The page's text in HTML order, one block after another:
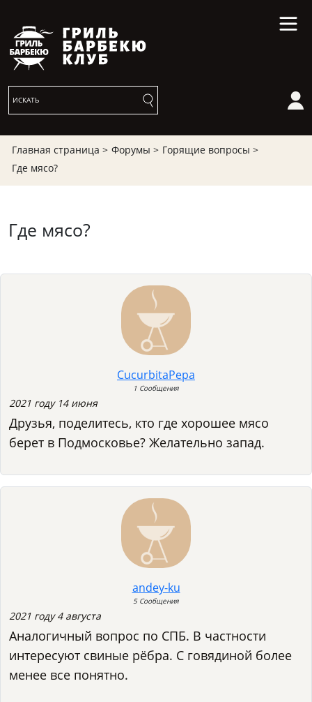
Главная страница > Форумы > Горящие вопросы >
Где мясо?
Где мясо?
CucurbitaPepa
1 Сообщения
2021 году 14 июня
Друзья, поделитесь, кто где хорошее мясо
берет в Подмосковье? Желательно запад.
andey-ku
5 Сообщения
2021 году 4 августа
Аналогичный вопрос по СПБ. В частности
интересуют свиные рёбра. С говядиной более
менее все понятно.